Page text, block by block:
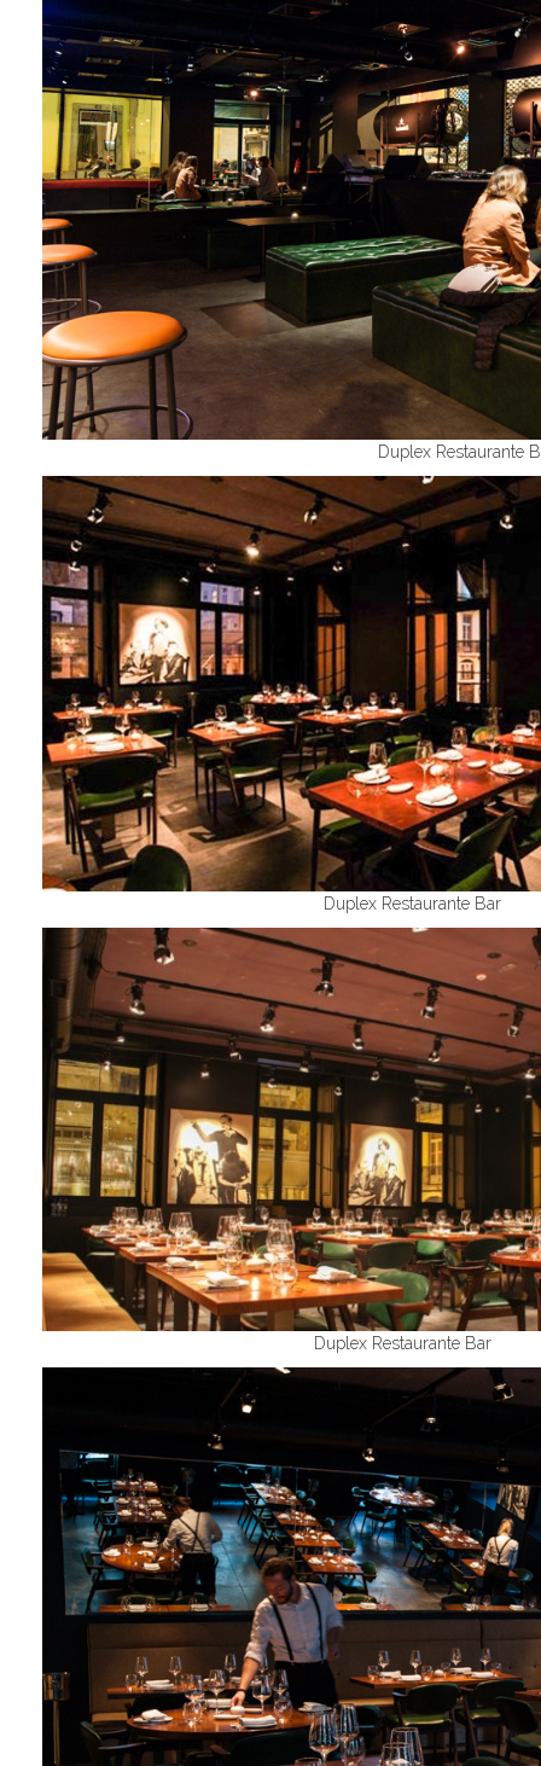
Duplex Restaurante
Duplex Restaurante Bar
Duplex Restaurante Bar